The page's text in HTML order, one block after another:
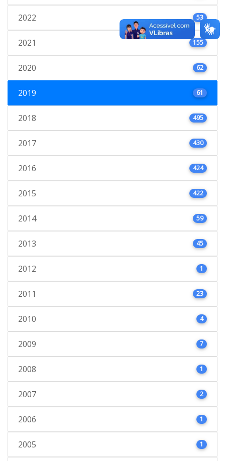
2022 53
2021 155
2020 62
2019 61
2018 495
2017 430
2016 424
2015 422
2014 59
2013 45
2012 1
2011 23
2010 4
2009 7
2008 1
2007 2
2006 1
2005 1